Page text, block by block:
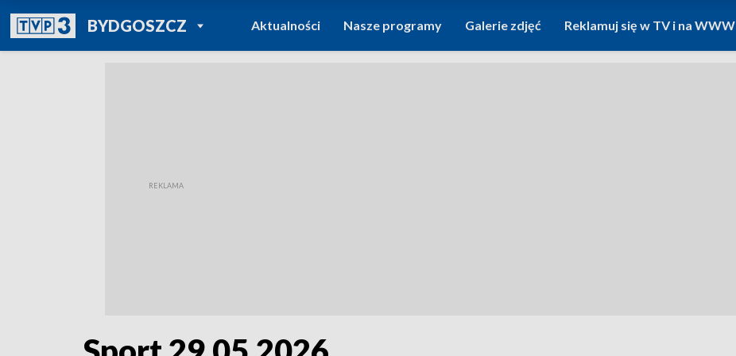
BYDGOSZCZPOWRÓT DO
TVP REGIONY
Aktualności Nasze programy Galerie zdjęć Reklamuj się w TV i na WWW